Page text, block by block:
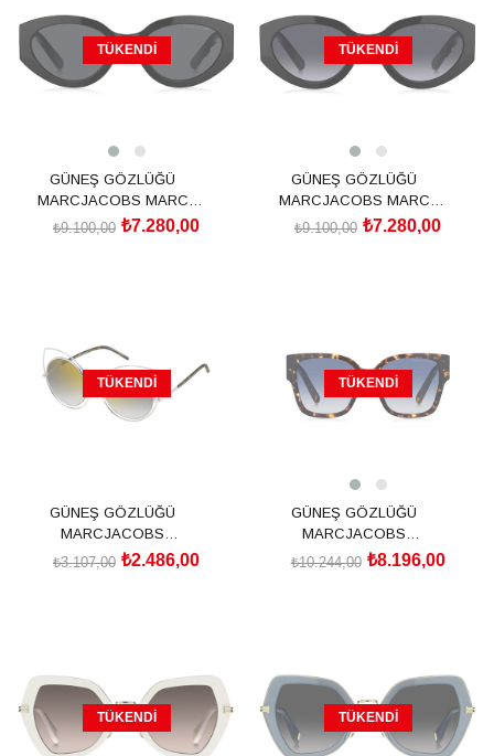
TÜKENDI
GÜNEŞ GÖZLÜĞÜ
MARCJACOBS MARC
694/G/S 20645980S542K
₺7.280,00
₺9.100,00
TÜKENDI
GÜNEŞ GÖZLÜĞÜ
MARCJACOBS MARC
694/G/S 20645908A549O
₺7.280,00
₺9.100,00
TÜKENDI
GÜNEŞ GÖZLÜĞÜ
MARCJACOBS
233333TWM53FQ
₺2.486,00
₺3.107,00
TÜKENDI
GÜNEŞ GÖZLÜĞÜ
MARCJACOBS
2064370865408₺8.196,00
₺10.244,00
TÜKENDI TÜKENDI